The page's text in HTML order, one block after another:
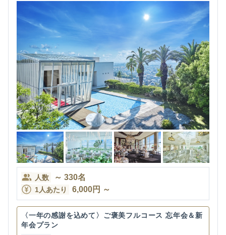
人数 ～ 330名
1人あたり 6,000円 ～
〈一年の感謝を込めて〉ご褒美フルコース 忘年会＆新
年会プラン